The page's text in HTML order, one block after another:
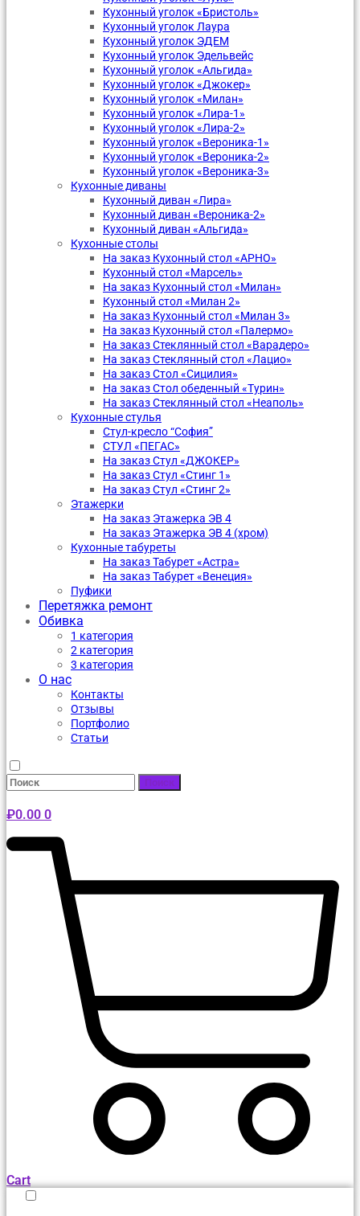
Кухонный уголок «Бристоль»
Кухонный уголок Лаура
Кухонный уголок ЭДЕМ
Кухонный уголок Эдельвейс
Кухонный уголок «Альгида»
Кухонный уголок «Джокер»
Кухонный уголок «Милан»
Кухонный уголок «Лира-1»
Кухонный уголок «Лира-2»
Кухонный уголок «Вероника-1»
Кухонный уголок «Вероника-2»
Кухонный уголок «Вероника-3»
Кухонные диваны
Кухонный диван «Лира»
Кухонный диван «Вероника-2»
Кухонный диван «Альгида»
Кухонные столы
На заказ Кухонный стол «АРНО»
Кухонный стол «Марсель»
На заказ Кухонный стол «Милан»
Кухонный стол «Милан 2»
На заказ Кухонный стол «Милан 3»
На заказ Кухонный стол «Палермо»
На заказ Стеклянный стол «Варадеро»
На заказ Стеклянный стол «Лацио»
На заказ Стол «Сицилия»
На заказ Стол обеденный «Турин»
На заказ Стеклянный стол «Неаполь»
Кухонные стулья
Стул-кресло “София”
CТУЛ «ПЕГАС»
На заказ Стул «ДЖОКЕР»
На заказ Стул «Стинг 1»
На заказ Стул «Стинг 2»
Этажерки
На заказ Этажерка ЭВ 4
На заказ Этажерка ЭВ 4 (хром)
Кухонные табуреты
На заказ Табурет «Астра»
На заказ Табурет «Венеция»
Пуфики
Перетяжка ремонт
Обивка
1 категория
2 категория
3 категория
О нас
Контакты
Отзывы
Портфолио
Статьи
Поиск
₽0.00 0
Cart